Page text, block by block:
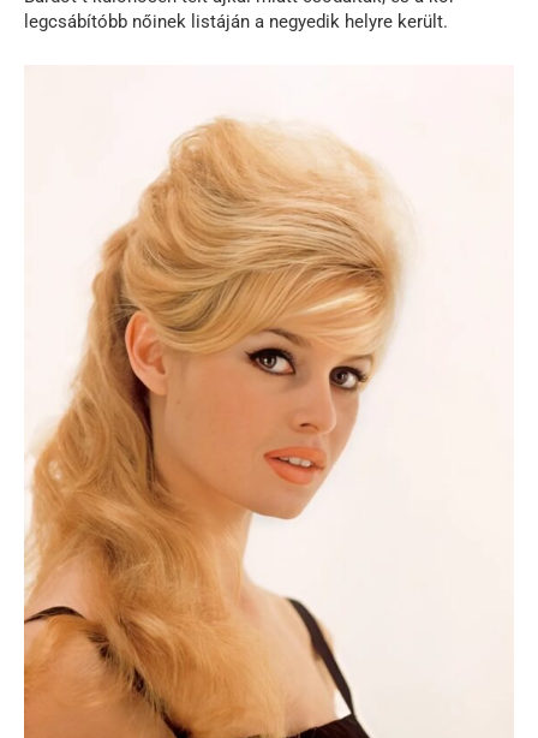
legcsábítóbb nőinek listáján a negyedik helyre került.